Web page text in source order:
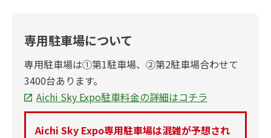
専用駐車場について
専用駐車場は①第1駐車場、②第2駐車場合わせて
3400台あります。
Aichi Sky Expo駐車料金の詳細はコチラ
Aichi Sky Expo専用駐車場は混雑が予想され